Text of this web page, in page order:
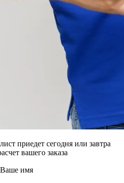
приедет сегодня или завтра
вашего заказа
Ваше имя